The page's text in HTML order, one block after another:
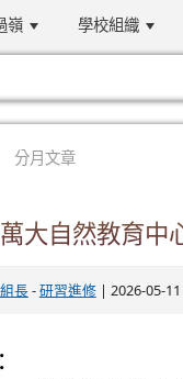
嶺 學校組織
分月文章
大自然教育中
長- 研習進修| 2026-05-